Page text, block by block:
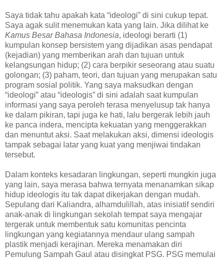
Saya tidak tahu apakah kata “ideologi” di sini cukup tepat.
Saya agak sulit menemukan kata yang lain. Jika dilihat ke
Kamus Besar Bahasa Indonesia, ideologi berarti (1)
kumpulan konsep bersistem yang dijadikan asas pendapat
(kejadian) yang memberikan arah dan tujuan untuk
kelangsungan hidup; (2) cara berpikir seseorang atau suatu
golongan; (3) paham, teori, dan tujuan yang merupakan satu
program sosial politik. Yang saya maksudkan dengan
“ideologi” atau “ideologis” di sini adalah saat kumpulan
informasi yang saya peroleh terasa menyelusup tak hanya
ke dalam pikiran, tapi juga ke hati, lalu bergerak lebih jauh
ke panca indera, mencipta kekuatan yang menggerakkan
dan menuntut aksi. Saat melakukan aksi, dimensi ideologis
tampak sebagai latar yang kuat yang menjiwai tindakan
tersebut.
Dalam konteks kesadaran lingkungan, seperti mungkin juga
yang lain, saya merasa bahwa ternyata menanamkan sikap
hidup ideologis itu tak dapat dikerjakan dengan mudah.
Sepulang dari Kaliandra, alhamdulillah, atas inisiatif sendiri
anak-anak di lingkungan sekolah tempat saya mengajar
tergerak untuk membentuk satu komunitas pencinta
lingkungan yang kegiatannya mendaur ulang sampah
plastik menjadi kerajinan. Mereka menamakan diri
Pemulung Sampah Gaul atau disingkat PSG. PSG memulai